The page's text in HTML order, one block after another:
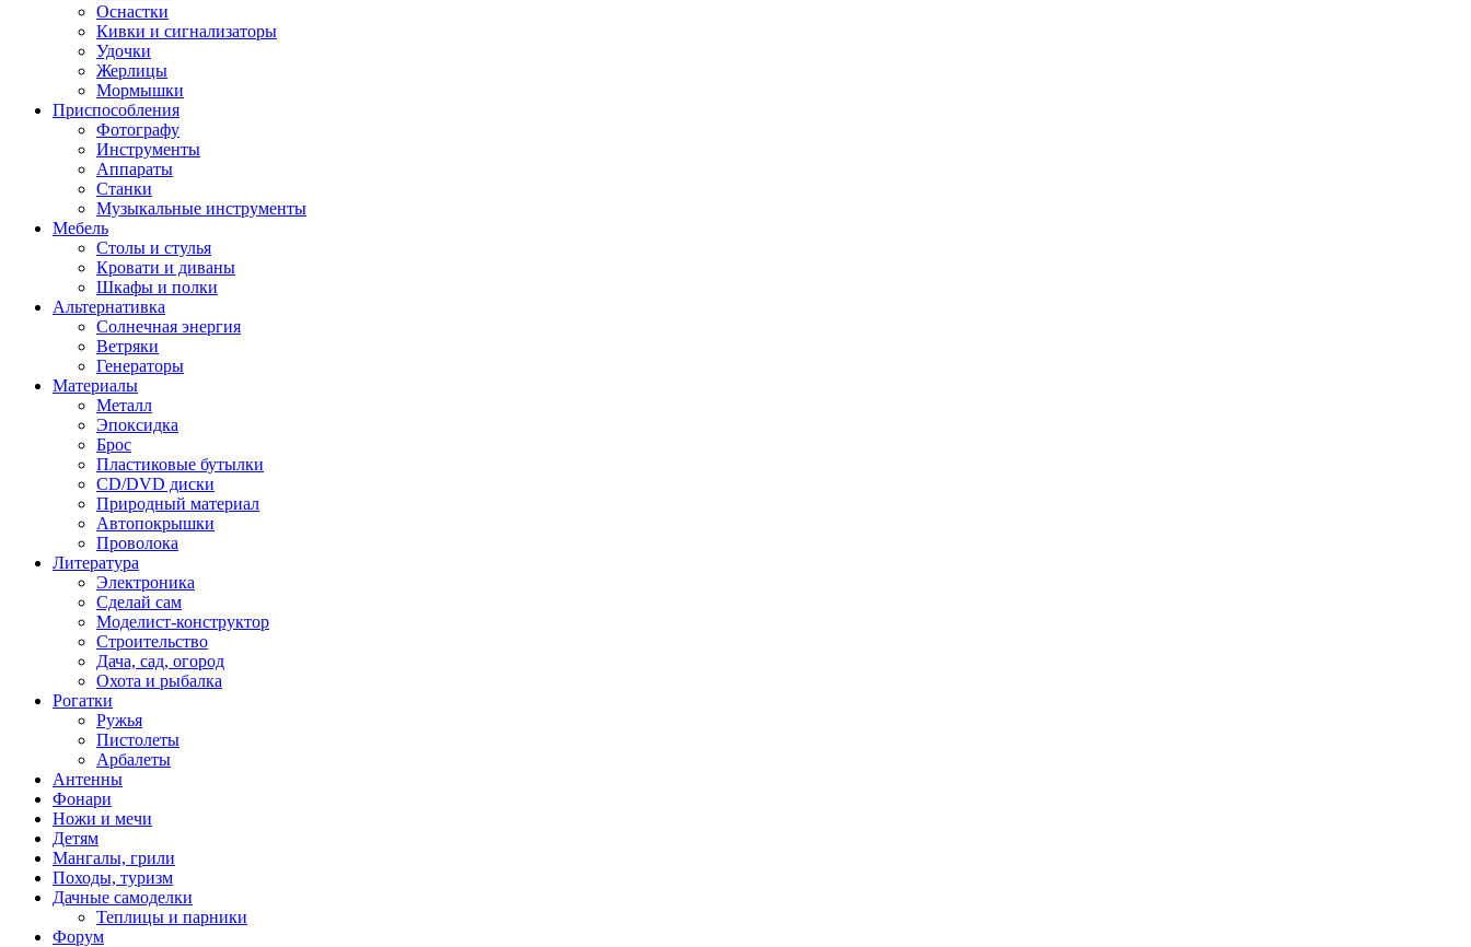
Оснастки
Кивки и сигнализаторы
Удочки
Жерлицы
Мормышки
Приспособления
Фотографу
Инструменты
Аппараты
Станки
Музыкальные инструменты
Мебель
Столы и стулья
Кровати и диваны
Шкафы и полки
Альтернативка
Солнечная энергия
Ветряки
Генераторы
Материалы
Металл
Эпоксидка
Брос
Пластиковые бутылки
CD/DVD диски
Природный материал
Автопокрышки
Проволока
Литература
Электроника
Сделай сам
Моделист-конструктор
Строительство
Дача, сад, огород
Охота и рыбалка
Рогатки
Ружья
Пистолеты
Арбалеты
Антенны
Фонари
Ножи и мечи
Детям
Мангалы, грили
Походы, туризм
Дачные самоделки
Теплицы и парники
Форум